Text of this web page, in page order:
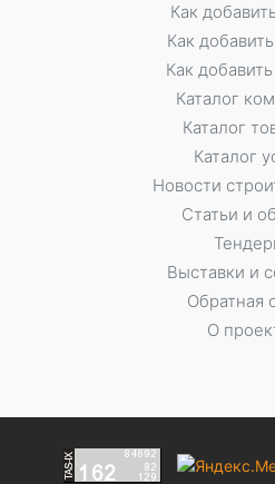
Как
Как
Как
Каталог
Каталог
Каталог
Новости
Статьи и
Выставки и
Обратная
О